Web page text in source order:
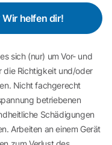
helfen dir!
sich (nur) um Vor- und
die Richtigkeit und/oder
Nicht fachgerecht
betriebenen
Schädigungen
Arbeiten an einem Gerät